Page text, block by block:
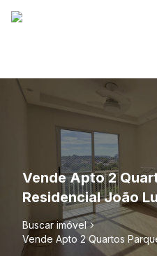
Vende Apto 2
Residencial João
Buscar imóvel
Vende Apto 2 Quartos